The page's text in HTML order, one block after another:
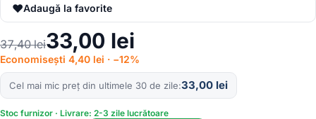
♥Adaugă la favorite
37,40lei33,00 lei
Economisești 4,40 lei · −12%
Cel mai mic preț din ultimele 30 de zile 33,00 lei
Stoc furnizor · Livrare: 2-3 zile lucrătoare